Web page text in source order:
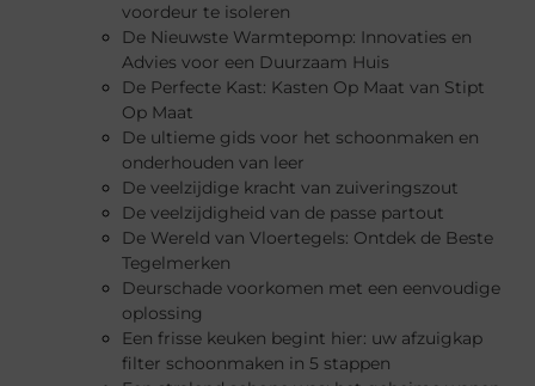
voordeur te isoleren
De Nieuwste Warmtepomp: Innovaties en
Advies voor een Duurzaam Huis
De Perfecte Kast: Kasten Op Maat van Stipt
Op Maat
De ultieme gids voor het schoonmaken en
onderhouden van leer
De veelzijdige kracht van zuiveringszout
De veelzijdigheid van de passe partout
De Wereld van Vloertegels: Ontdek de Beste
Tegelmerken
Deurschade voorkomen met een eenvoudige
oplossing
Een frisse keuken begint hier: uw afzuigkap
filter schoonmaken in 5 stappen